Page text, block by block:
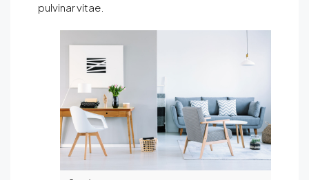
pulvinar vitae.